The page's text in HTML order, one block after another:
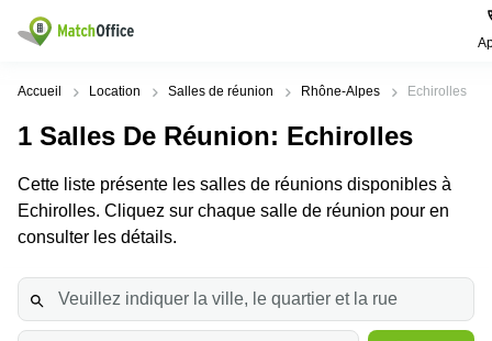
Rechercher / publier
Pages
produits
Bureau
d’affaires
Coworking
Villes
Paris
Lille
Bordeaux
Recherches
Centres
d'affaires
Location
bureau
Lille
Aide
Qui sommes-nous?
Prix
Accueil Location Salles de réunion Rhône-Alpes Echirolles
1 Salles De Réunion: Echirolles
Cette liste présente les salles de réunions disponibles à
Echirolles. Cliquez sur chaque salle de réunion pour en
consulter les détails.